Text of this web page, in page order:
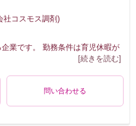
コスモス調剤)
業です。 勤務条件は育児休暇が
[続きを読む]
問い合わせる